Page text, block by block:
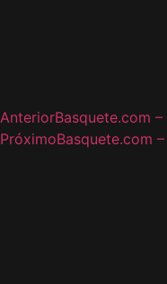
AnteriorBasquete.com
PróximoBasquete.com